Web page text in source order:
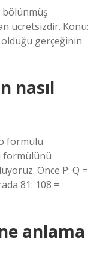
ücretsizdir. Konu:
gerçeğinin
nasıl
formülü
formülünü
Önce P: Q =
81: 108 =
anlama